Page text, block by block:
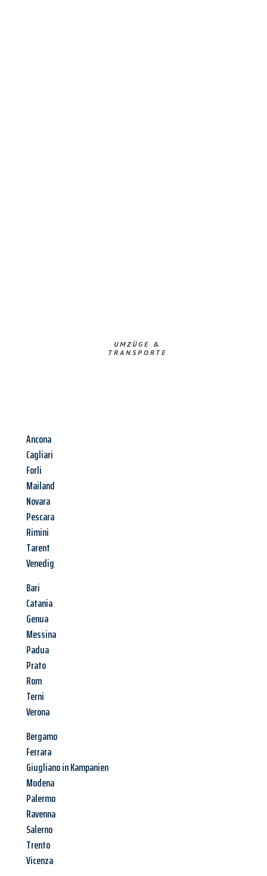
UMZÜGE &
TRANSPORTE
Ancona
Cagliari
Forli
Mailand
Novara
Pescara
Rimini
Tarent
Venedig
Bari
Catania
Genua
Messina
Padua
Prato
Rom
Terni
Verona
Bergamo
Ferrara
Giugliano in Kampanien
Modena
Palermo
Ravenna
Salerno
Trento
Vicenza